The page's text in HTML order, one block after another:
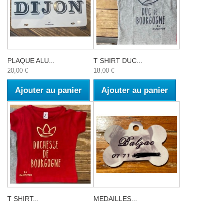
PLAQUE ALU...
20,00 €
Ajouter au panier
T SHIRT DUC...
18,00 €
Ajouter au panier
T SHIRT... MEDAILLES...